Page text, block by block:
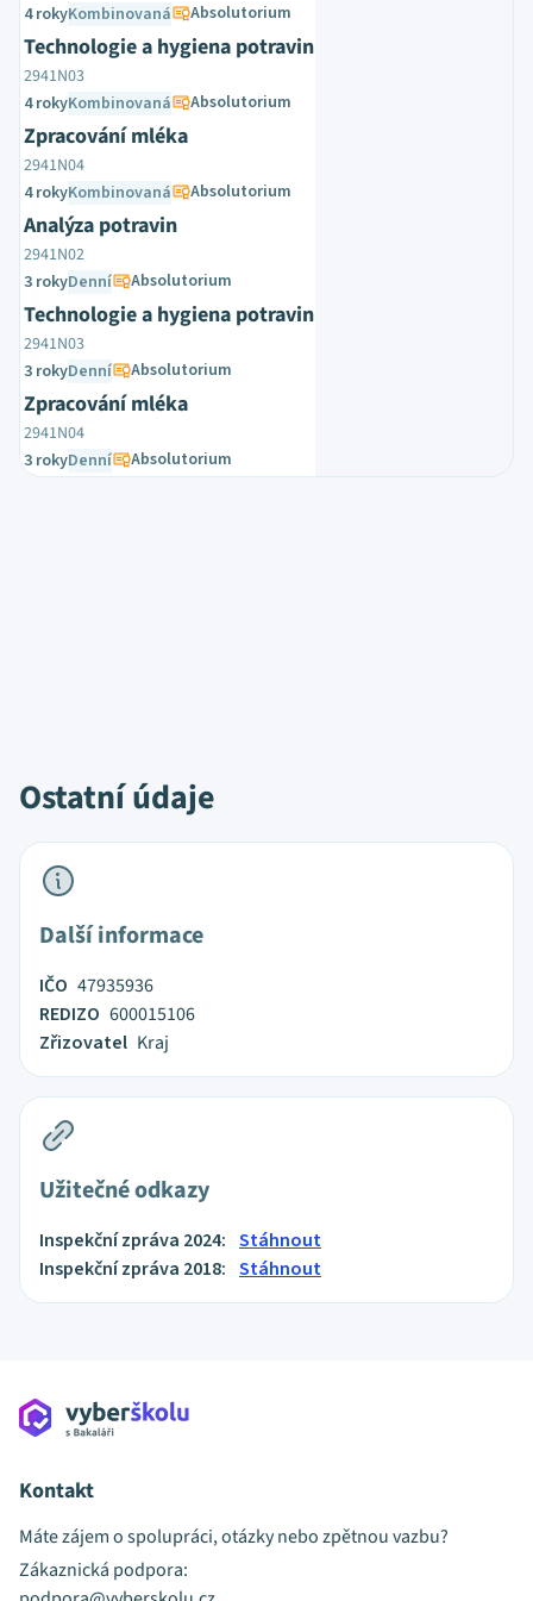
4 rokyKombinovaná Absolutorium
Technologie a hygiena potravin
2941N03
4 rokyKombinovaná Absolutorium
Zpracování mléka
2941N04
4 rokyKombinovaná Absolutorium
Analýza potravin
2941N02
3 rokyDenní Absolutorium
Technologie a hygiena potravin
2941N03
3 rokyDenní Absolutorium
Zpracování mléka
2941N04
3 rokyDenní Absolutorium
Ostatní údaje
Další informace
IČO 47935936
REDIZO 600015106
Zřizovatel Kraj
Užitečné odkazy
Inspekční zpráva 2024: Stáhnout
Inspekční zpráva 2018: Stáhnout
Kontakt
Máte zájem o spolupráci, otázky nebo zpětnou vazbu?
Zákaznická podpora: